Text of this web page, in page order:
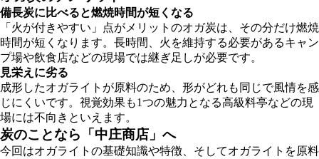
備長炭に比べると燃焼時間が短くなる
「火が付きやすい」点がメリットのオガ炭は、その分だけ燃焼
時間が短くなります。長時間、火を維持する必要があるキャン
プ場や飲食店などの現場では継ぎ足しが必要です。
見栄えに劣る
成形したオガライトが原料のため、形がどれも同じで風情を感
じにくいです。視覚効果も1つの魅力となる高級料亭などの現
場には不向きといえます。
炭のことなら「中庄商店」へ
今回はオガライトの基礎知識や特徴、そしてオガライトを原料